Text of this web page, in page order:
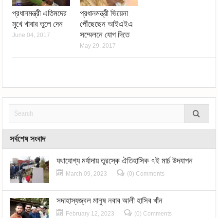
প্রধানমন্ত্রী এতিমদের
মুখে খাবার তুলে দেন
June 04, 2017
প্রধানমন্ত্রী ভিয়েনা
পৌঁছেছেন আইএইএ
সম্মেলনে যোগ দিতে
May 29, 2017
সর্বশেষ সংবাদ
যথাযোগ্য মর্যাদায় তুরস্কে ঐতিহাসিক ৭ই মার্চ উদযাপন
March 09, 2023 (0) Comments
সদাহাস্যজ্বল মানুষ নবাব আলী হাসিব খাঁন
February 12, 2023 (0) Comments